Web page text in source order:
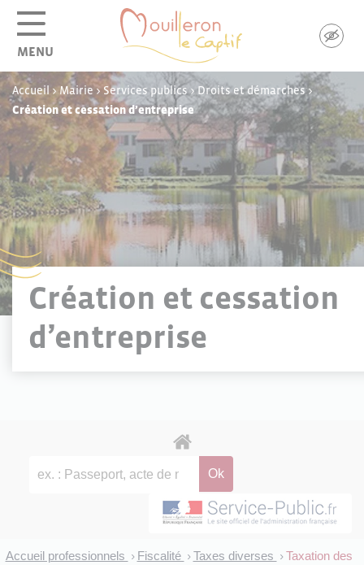
MENU
Accueil >Mairie> Services publics>Droits et démarches>
Création et cessation d’entreprise
Création et cessation
d’entreprise
Accueil professionnels > Fiscalité > Taxes diverses > Taxation des
Panneau de gestion des cookies